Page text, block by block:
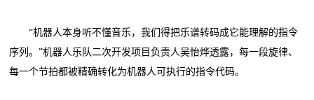
“机器人本身听不懂音乐，我们得把乐谱转码成它能理解的指令
序列。”机器人乐队二次开发项目负责人吴怡烨透露，每一段旋律、
每一个节拍都被精确转化为机器人可执行的指令代码。